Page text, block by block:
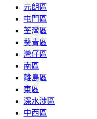
元朗區
屯門區
荃灣區
葵青區
灣仔區
南區
離島區
東區
深水涉區
中西區